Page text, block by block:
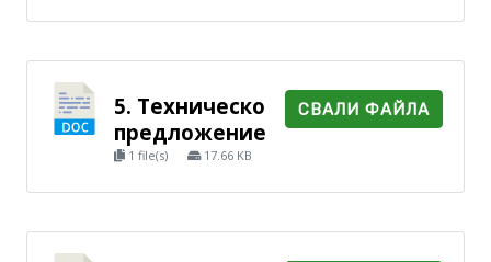
5. Техническо
предложение
1 file(s) 17.66 KB
СВАЛИ ФАЙЛА